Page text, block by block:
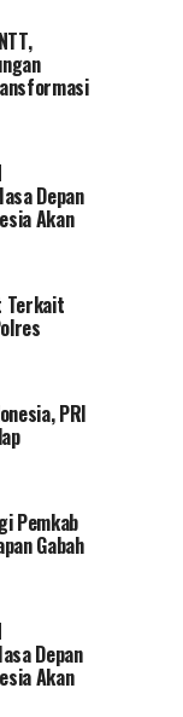
Depan
Akan
Terkait
PRI
Pemkab
Gabah
Depan
Akan